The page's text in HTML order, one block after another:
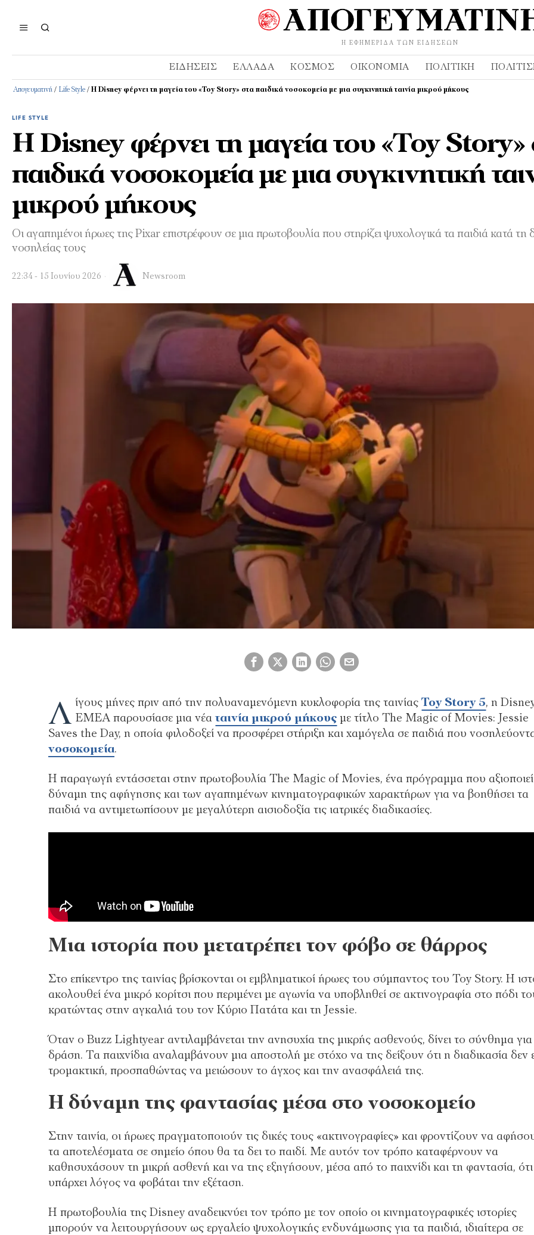
Η ΕΦΗΜΕΡΊΔΑ ΤΩΝ ΕΙΔΉΣΕΩΝ
ΕΙΔΉΣΕΙΣ ΕΛΛΆΔΑ ΚΌΣΜΟΣ ΟΙΚΟΝΟΜΊΑ ΠΟΛΙΤΙΚΉ
Απογευματινή / Life Style / Η Disney φέρνει τη μαγεία του «Toy Story» στα παιδικά νοσοκομεία με μια συγκινητική ταινία μικρού μήκους
LIFE STYLE
Η Disney φέρνει τη μαγεία του «Toy Story»
παιδικά νοσοκομεία με μια συγκινητική
μικρού μήκους
Οι αγαπημένοι ήρωες της Pixar επιστρέφουν σε μια πρωτοβουλία που στηρίζει ψυχολογικά τα παιδιά κατά τη
νοσηλείας τους
22:34 - 15 Ιουνίου 2026 Newsroom
Λ ίγους μήνες πριν από την πολυαναμενόμενη κυκλοφορία της ταινίαςToy Story 5, η
EMEA παρουσίασε μια νέαταινία μικρού μήκους με τίτλο The Magic of Movies: Jessie
Saves the Day, η οποία φιλοδοξεί να προσφέρει στήριξη και χαμόγελα σε παιδιά που
νοσοκομεία.
Η παραγωγή εντάσσεται στην πρωτοβουλία The Magic of Movies, ένα πρόγραμμα που
δύναμη της αφήγησης και των αγαπημένων κινηματογραφικών χαρακτήρων για να βοηθήσει τα
παιδιά να αντιμετωπίσουν με μεγαλύτερη αισιοδοξία τις ιατρικές διαδικασίες.
Μια ιστορία που μετατρέπει τον φόβο σε θάρρος
Στο επίκεντρο της ταινίας βρίσκονται οι εμβληματικοί ήρωες του σύμπαντος του Toy Story. Η
ακολουθεί ένα μικρό κορίτσι που περιμένει με αγωνία να υποβληθεί σε ακτινογραφία στο πόδι
κρατώντας στην αγκαλιά του τον Κύριο Πατάτα και τη Jessie.
Όταν ο Buzz Lightyear αντιλαμβάνεται την ανησυχία της μικρής ασθενούς, δίνει το σύνθημα για
δράση. Τα παιχνίδια αναλαμβάνουν μια αποστολή με στόχο να της δείξουν ότι η διαδικασία δεν
τρομακτική, προσπαθώντας να μειώσουν το άγχος και την ανασφάλειά της.
Η δύναμη της φαντασίας μέσα στο νοσοκομείο
Στην ταινία, οι ήρωες πραγματοποιούν τις δικές τους «ακτινογραφίες» και φροντίζουν να
τα αποτελέσματα σε σημείο όπου θα τα δει το παιδί. Με αυτόν τον τρόπο καταφέρνουν να
καθησυχάσουν τη μικρή ασθενή και να της εξηγήσουν, μέσα από το παιχνίδι και τη φαντασία,
υπάρχει λόγος να φοβάται την εξέταση.
Η πρωτοβουλία της Disney αναδεικνύει τον τρόπο με τον οποίο οι κινηματογραφικές ιστορίες
μπορούν να λειτουργήσουν ως εργαλείο ψυχολογικής ενδυνάμωσης για τα παιδιά, ιδιαίτερα σε